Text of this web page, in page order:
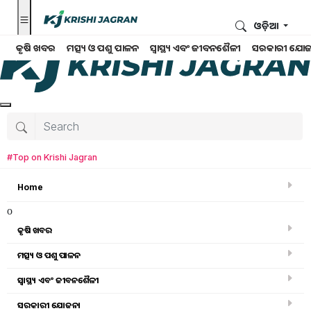
କୃଷି ଖବର ମତ୍ସ୍ୟ ଓ ପଶୁ ପାଳନ ସ୍ୱାସ୍ଥ୍ୟ ଏବଂ ଜୀବନଶୈଳୀ ସରକାରୀ
ଓଡ଼ିଆ
#Top on Krishi Jagran
Home
o
କୃଷି ଖବର
ମତ୍ସ୍ୟ ଓ ପଶୁ ପାଳନ
ସ୍ୱାସ୍ଥ୍ୟ ଏବଂ ଜୀବନଶୈଳୀ
ସରକାରୀ ଯୋଜନା
ସ୍ୱାସ୍ଥ୍ୟ ଏବଂ ଜୀବନଶୈଳୀ